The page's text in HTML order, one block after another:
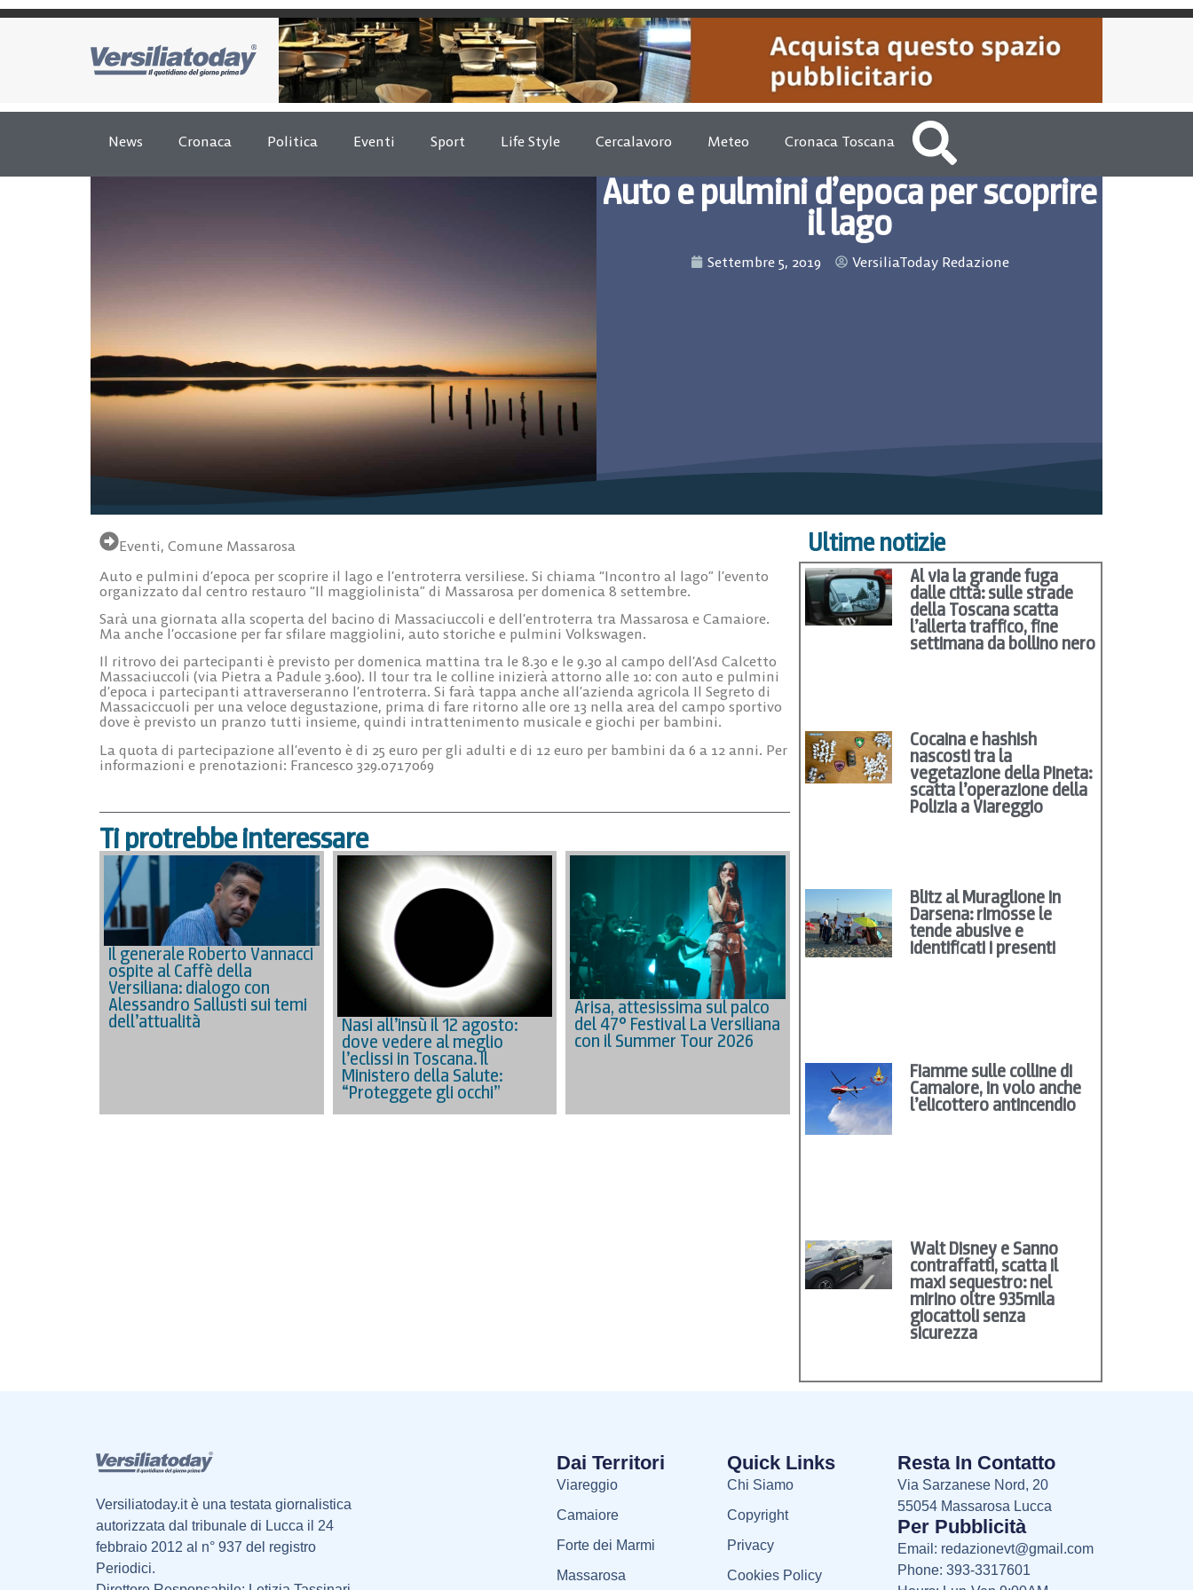
News Cronaca Politica Eventi Sport Life Style Cercalavoro Meteo Cronaca Toscana
Auto e pulmini d’epoca per scoprire
il lago
Settembre 5, 2019 VersiliaToday Redazione
Eventi, Comune Massarosa
Auto e pulmini d’epoca per scoprire il lago e l’entroterra versiliese. Si chiama “Incontro al lago” l’evento
organizzato dal centro restauro “Il maggiolinista” di Massarosa per domenica 8 settembre.
Sarà una giornata alla scoperta del bacino di Massaciuccoli e dell’entroterra tra Massarosa e Camaiore.
Ma anche l’occasione per far sfilare maggiolini, auto storiche e pulmini Volkswagen.
Il ritrovo dei partecipanti è previsto per domenica mattina tra le 8.30 e le 9.30 al campo dell’Asd Calcetto
Massaciuccoli (via Pietra a Padule 3.600). Il tour tra le colline inizierà attorno alle 10: con auto e pulmini
d’epoca i partecipanti attraverseranno l’entroterra. Si farà tappa anche all’azienda agricola Il Segreto di
Massaciccuoli per una veloce degustazione, prima di fare ritorno alle ore 13 nella area del campo sportivo
dove è previsto un pranzo tutti insieme, quindi intrattenimento musicale e giochi per bambini.
La quota di partecipazione all’evento è di 25 euro per gli adulti e di 12 euro per bambini da 6 a 12 anni. Per
informazioni e prenotazioni: Francesco 329.0717069
Ti protrebbe interessare
Il generale Roberto Vannacci
ospite al Caffè della
Versiliana: dialogo con
Alessandro Sallusti sui temi
dell’attualità Nasi all’insù il 12 agosto:
dove vedere al meglio
l’eclissi in Toscana. Il
Ministero della Salute:
“Proteggete gli occhi”
Arisa, attesissima sul palco
del 47° Festival La Versiliana
con il Summer Tour 2026
Ultime notizie
Al via la grande fuga
dalle città: sulle strade
della Toscana scatta
l’allerta traffico, fine
settimana da bollino nero
Cocaina e hashish
nascosti tra la
vegetazione della Pineta:
scatta l’operazione della
Polizia a Viareggio
Blitz al Muraglione in
Darsena: rimosse le
tende abusive e
identificati i presenti
Fiamme sulle colline di
Camaiore, in volo anche
l’elicottero antincendio
Walt Disney e Sanno
contraffatti, scatta il
maxi sequestro: nel
mirino oltre 935mila
giocattoli senza
sicurezza
Versiliatoday.it è una testata giornalistica
autorizzata dal tribunale di Lucca il 24
febbraio 2012 al n° 937 del registro
Periodici.
Dai Territori
Viareggio
Camaiore
Forte dei Marmi
Massarosa
Quick Links
Chi Siamo
Copyright
Privacy
Cookies Policy
Resta In Contatto
Via Sarzanese Nord, 20
55054 Massarosa Lucca
Per Pubblicità
Email: redazionevt@gmail.com
Phone: 393-3317601